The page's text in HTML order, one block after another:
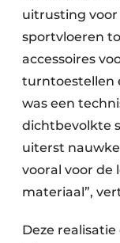
uitrusting voor
sportvloeren
accessoires
turntoestellen
was een
dichtbevolkte
uiterst
vooral voor de
materiaal”,
Deze